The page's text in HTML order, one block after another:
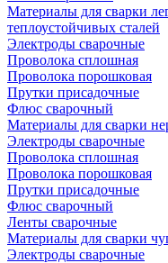
Материалы для сварки
теплоустойчивых сталей
Электроды сварочные
Проволока сплошная
Проволока порошковая
Прутки присадочные
Флюс сварочный
Материалы для сварки
Электроды сварочные
Проволока сплошная
Проволока порошковая
Прутки присадочные
Флюс сварочный
Ленты сварочные
Материалы для сварки
Электроды сварочные